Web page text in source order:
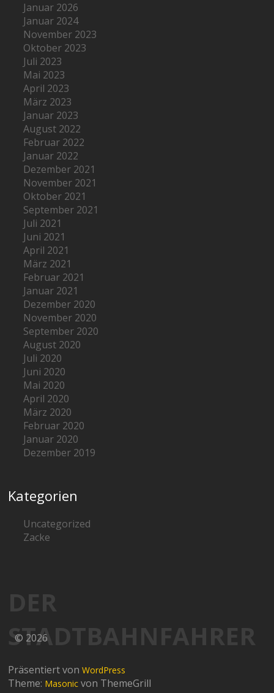
Januar 2026
Januar 2024
November 2023
Oktober 2023
Juli 2023
Mai 2023
April 2023
März 2023
Januar 2023
August 2022
Februar 2022
Januar 2022
Dezember 2021
November 2021
Oktober 2021
September 2021
Juli 2021
Juni 2021
April 2021
März 2021
Februar 2021
Januar 2021
Dezember 2020
November 2020
September 2020
August 2020
Juli 2020
Juni 2020
Mai 2020
April 2020
März 2020
Februar 2020
Januar 2020
Dezember 2019
Kategorien
Uncategorized
Zacke
DER
STADTBAHNFAHRER
© 2026
Präsentiert vonWordPress
Theme: Masonic von ThemeGrill